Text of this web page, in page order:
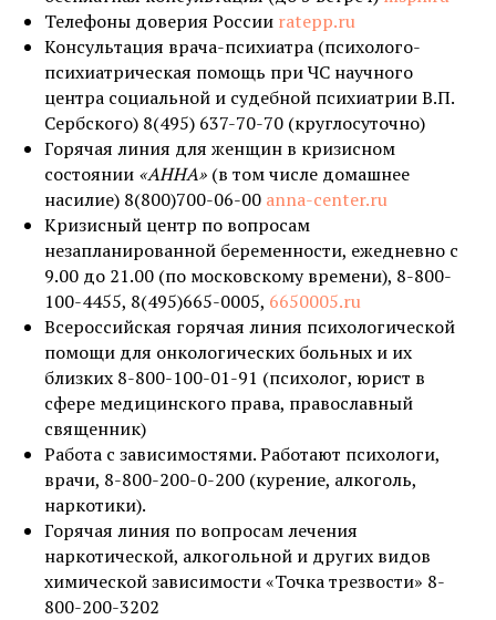
Телефоны доверия России ratepp.ru
Консультация врача-психиатра (психолого-
психиатрическая помощь при ЧС научного
центра социальной и судебной психиатрии В.П.
Сербского) 8(495) 637-70-70 (круглосуточно)
Горячая линия для женщин в кризисном
состоянии «АННА» (в том числе домашнее
насилие) 8(800)700-06-00 anna-center.ru
Кризисный центр по вопросам
незапланированной беременности, ежедневно с
9.00 до 21.00 (по московскому времени), 8-800-
100-4455, 8(495)665-0005, 6650005.ru
Всероссийская горячая линия психологической
помощи для онкологических больных и их
близких 8-800-100-01-91 (психолог, юрист в
сфере медицинского права, православный
священник)
Работа с зависимостями. Работают психологи,
врачи, 8-800-200-0-200 (курение, алкоголь,
наркотики).
Горячая линия по вопросам лечения
наркотической, алкогольной и других видов
химической зависимости «Точка трезвости» 8-
800-200-3202